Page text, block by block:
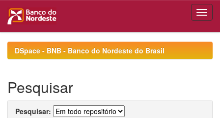
navigationDSpace - BNB - Banco do Nordeste do Brasil
Pesquisar
Pesquisar: